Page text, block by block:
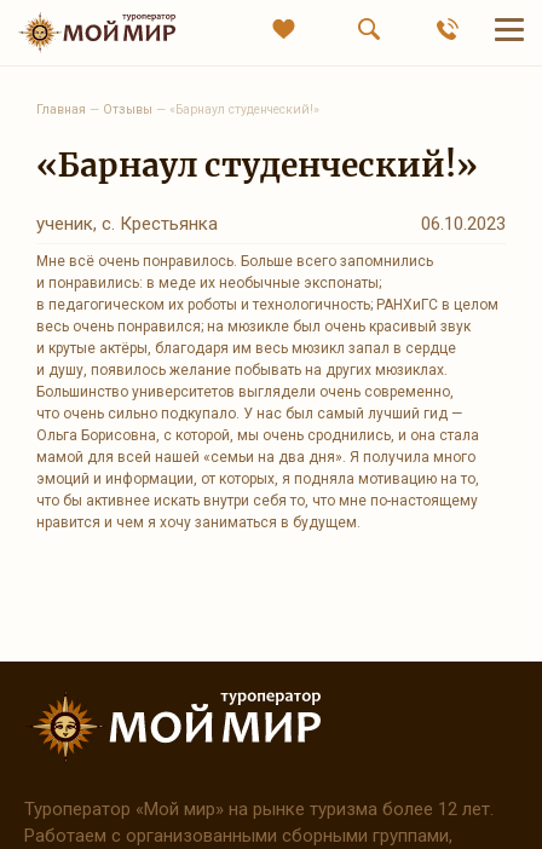
Главная — Отзывы — «Барнаул студенческий!»
«Барнаул студенческий!»
ученик, с. Крестьянка 06.10.2023
Мне всё очень понравилось. Больше всего запомнились
и понравились: в меде их необычные экспонаты;
в педагогическом их роботы и технологичность; РАНХиГС в целом
весь очень понравился; на мюзикле был очень красивый звук
и крутые актёры, благодаря им весь мюзикл запал в сердце
и душу, появилось желание побывать на других мюзиклах.
Большинство университетов выглядели очень современно,
что очень сильно подкупало. У нас был самый лучший гид —
Ольга Борисовна, с которой, мы очень сроднились, и она стала
мамой для всей нашей «семьи на два дня». Я получила много
эмоций и информации, от которых, я подняла мотивацию на то,
что бы активнее искать внутри себя то, что мне по-настоящему
нравится и чем я хочу заниматься в будущем.
Туроператор «Мой мир» на рынке туризма более 12 лет.
Работаем с организованными сборными группами,